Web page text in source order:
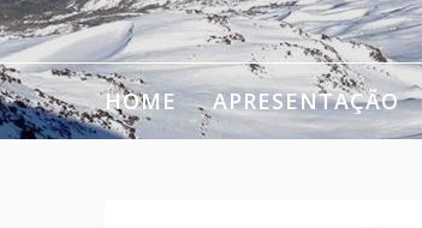
HOME APRESENTAÇÃO